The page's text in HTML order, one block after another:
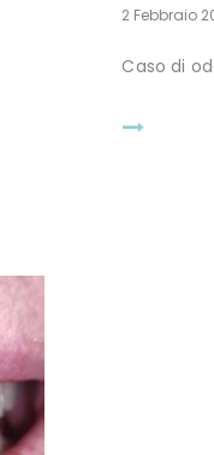
2 Febbraio
Caso di